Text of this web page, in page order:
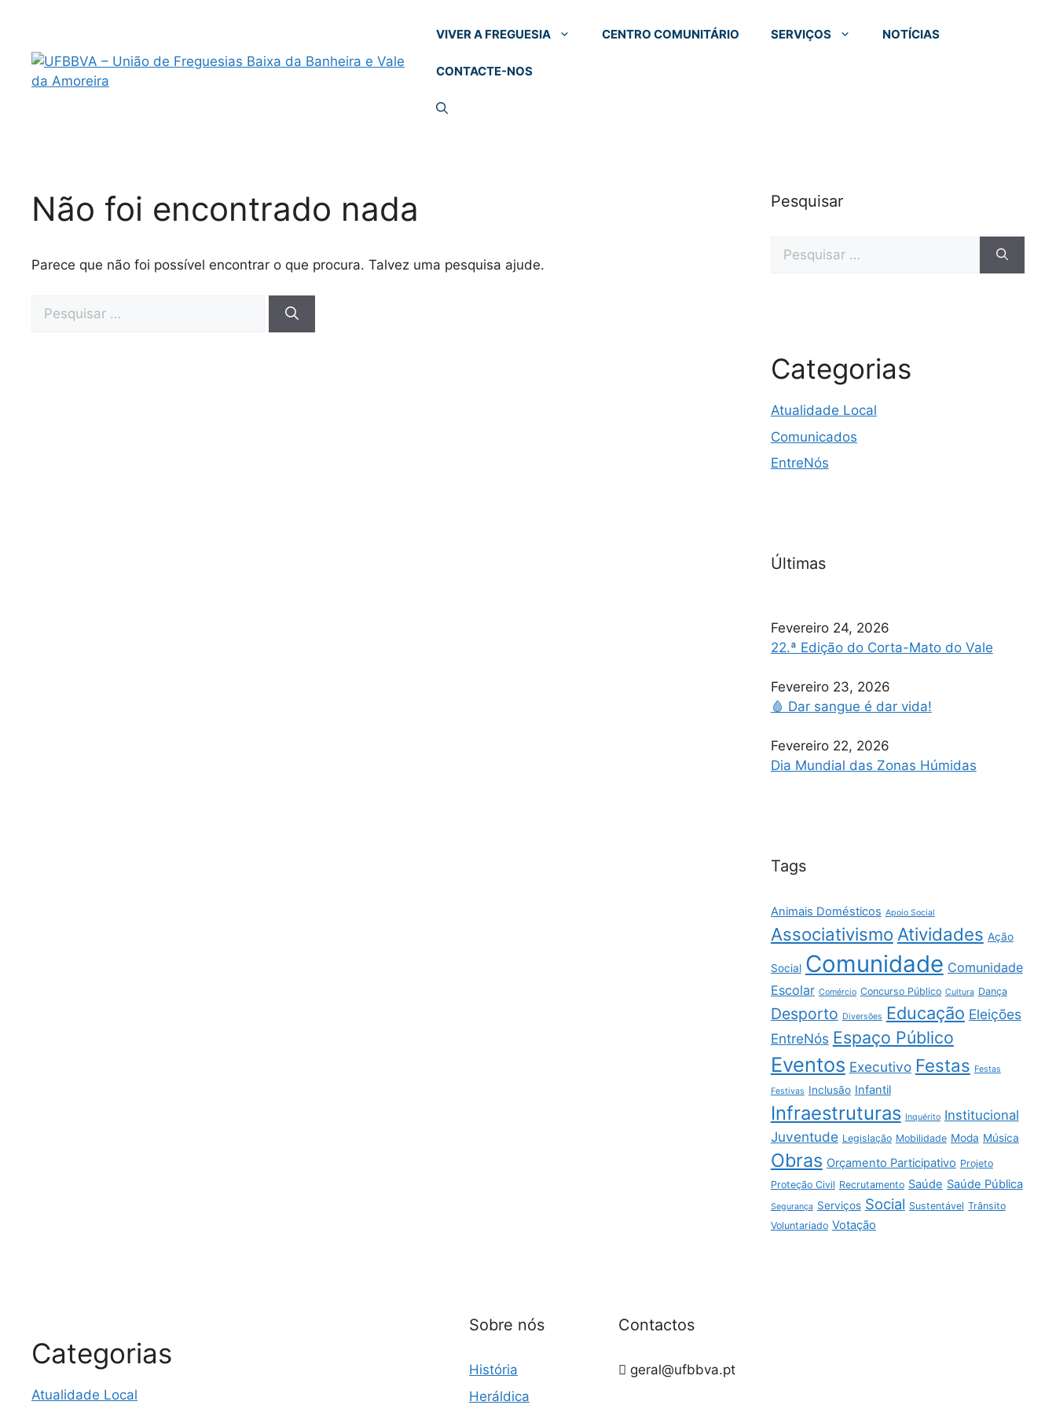
conteúdo
VIVER A FREGUESIA CENTRO COMUNITÁRIO SERVIÇOS NOTÍCIAS
CONTACTE-NOS
Não foi encontrado nada
Parece que não foi possível encontrar o que procura. Talvez uma pesquisa ajude.
por:
Pesquisar
Pesquisar
Categorias
Atualidade Local
Comunicados
EntreNós
Últimas
Fevereiro 24, 2026
22.ª Edição do Corta-Mato do Vale
Fevereiro 23, 2026
🩸 Dar sangue é dar vida!
Fevereiro 22, 2026
Dia Mundial das Zonas Húmidas
Tags
Animais Domésticos Apoio Social
Associativismo Atividades Ação
Social Comunidade Comunidade
Escolar Comércio Concurso Público Cultura Dança
Desporto Diversões Educação Eleições
EntreNós Espaço Público
Eventos Executivo Festas Festas
Festivas Inclusão Infantil
Infraestruturas Inquérito Institucional
Juventude Legislação Mobilidade Moda Música
Obras Orçamento Participativo Projeto
Proteção Civil Recrutamento Saúde Saúde Pública
Segurança Serviços Social Sustentável Trânsito
Voluntariado Votação
Categorias
Atualidade Local
Sobre nós
História
Heráldica
Contactos
geral@ufbbva.pt